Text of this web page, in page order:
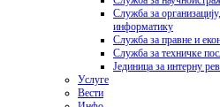
Служба за
информатику
Служба за правне и
Служба за техничке
Јединица за интерну
Услуге
Вести